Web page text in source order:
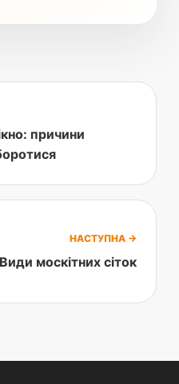
причини
НАСТУПНА →
Види москітних сіток